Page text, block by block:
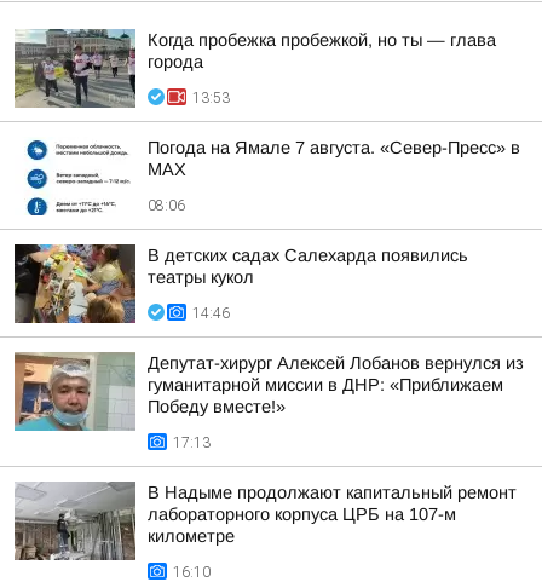
Когда пробежка пробежкой, но ты — глава
города
13:53
Погода на Ямале 7 августа. «Север-Пресс» в
MAX
08:06
В детских садах Салехарда появились
театры кукол
14:46
Депутат-хирург Алексей Лобанов вернулся из
гуманитарной миссии в ДНР: «Приближаем
Победу вместе!»
17:13
В Надыме продолжают капитальный ремонт
лабораторного корпуса ЦРБ на 107-м
километре
16:10